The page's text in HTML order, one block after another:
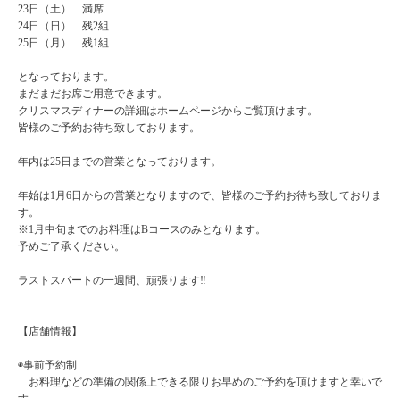
23日（土） 満席
24日（日） 残2組
25日（月） 残1組
となっております。
まだまだお席ご用意できます。
クリスマスディナーの詳細はホームページからご覧頂けます。
皆様のご予約お待ち致しております。
年内は25日までの営業となっております。
年始は1月6日からの営業となりますので、皆様のご予約お待ち致しておりま
す。
※1月中旬までのお料理はBコースのみとなります。
予めご了承ください。
ラストスパートの一週間、頑張ります‼️
【店舗情報】
◉事前予約制
お料理などの準備の関係上できる限りお早めのご予約を頂けますと幸いで